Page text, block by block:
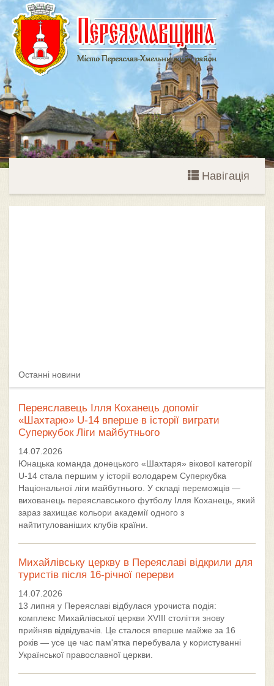
Навігація
Останні новини
Переяславець Ілля Коханець допоміг
«Шахтарю» U-14 вперше в історії виграти
Суперкубок Ліги майбутнього
14.07.2026
Юнацька команда донецького «Шахтаря» вікової категорії
U-14 стала першим у історії володарем Суперкубка
Національної ліги майбутнього. У складі переможців —
вихованець переяславського футболу Ілля Коханець, який
зараз захищає кольори академії одного з
найтитулованіших клубів країни.
Михайлівську церкву в Переяславі відкрили для
туристів після 16-річної перерви
14.07.2026
13 липня у Переяславі відбулася урочиста подія:
комплекс Михайлівської церкви XVIII століття знову
прийняв відвідувачів. Це сталося вперше майже за 16
років — усе це час пам'ятка перебувала у користуванні
Української православної церкви.